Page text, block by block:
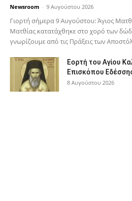
Newsroom - 9 Αυγούστου 2026
Γιορτή σήμερα 9 Αυγούστου: Άγιος
Ματθίας κατατάχθηκε στο χορό των
γνωρίζουμε από τις Πράξεις των
Εορτή του Αγίου
Επισκόπου
8 Αυγούστου 2026